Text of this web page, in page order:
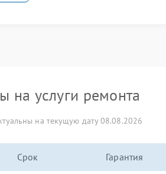
на услуги ремонта
на текущую дату 08.08.2026
Срок Гарантия